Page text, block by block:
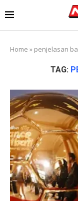
Home » penjelasan
TAG: